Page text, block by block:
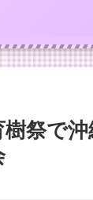
祭で